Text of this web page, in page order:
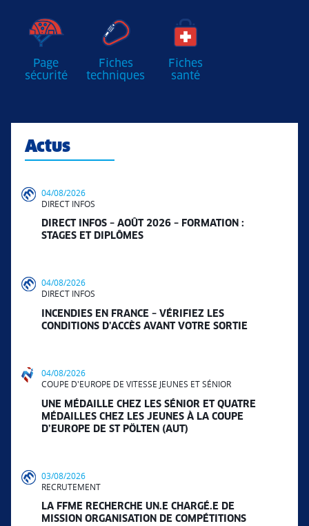
Page
sécurité
Fiches
techniques
Fiches
santé
Actus
04/08/2026
DIRECT INFOS
DIRECT INFOS – AOÛT 2026 – FORMATION :
STAGES ET DIPLÔMES
04/08/2026
DIRECT INFOS
INCENDIES EN FRANCE – VÉRIFIEZ LES
CONDITIONS D’ACCÈS AVANT VOTRE SORTIE
04/08/2026
COUPE D'EUROPE DE VITESSE JEUNES ET SÉNIOR
UNE MÉDAILLE CHEZ LES SÉNIOR ET QUATRE
MÉDAILLES CHEZ LES JEUNES À LA COUPE
D’EUROPE DE ST PÖLTEN (AUT)
03/08/2026
RECRUTEMENT
LA FFME RECHERCHE UN.E CHARGÉ.E DE
MISSION ORGANISATION DE COMPÉTITIONS